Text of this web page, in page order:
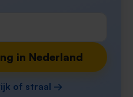
in Nederland
of straal →